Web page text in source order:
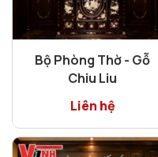
Bộ Phòng Thờ - Gỗ
Chiu Liu
Liên hệ